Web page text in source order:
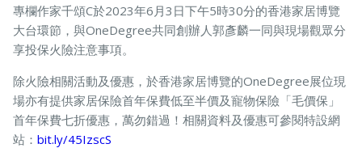
專欄作家千頌C於2023年6月3日下午5時30分的香港家居博覽
大台環節，與OneDegree共同創辦人郭彥麟一同與現場觀眾分
享投保火險注意事項。
除火險相關活動及優惠，於香港家居博覽的OneDegree展位現
場亦有提供家居保險首年保費低至半價及寵物保險「毛價保」
首年保費七折優惠，萬勿錯過！相關資料及優惠可參閱特設網
站： bit.ly/45IzscS